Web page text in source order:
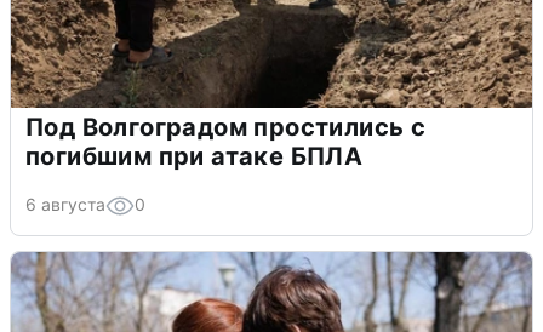
Под Волгоградом простились с
погибшим при атаке БПЛА
6 августа 0